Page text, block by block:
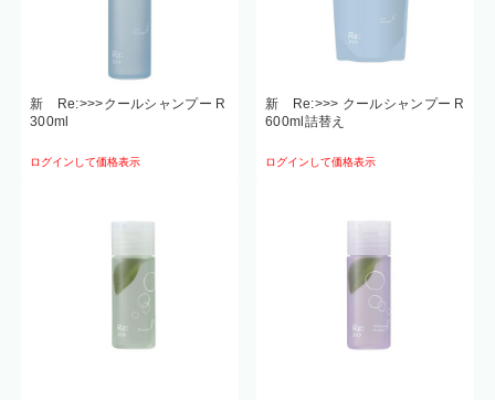
新 Re:>>>クールシャンプー R
300ml
ログインして価格表示
新 Re:>>> クールシャンプー R
600ml詰替え
ログインして価格表示